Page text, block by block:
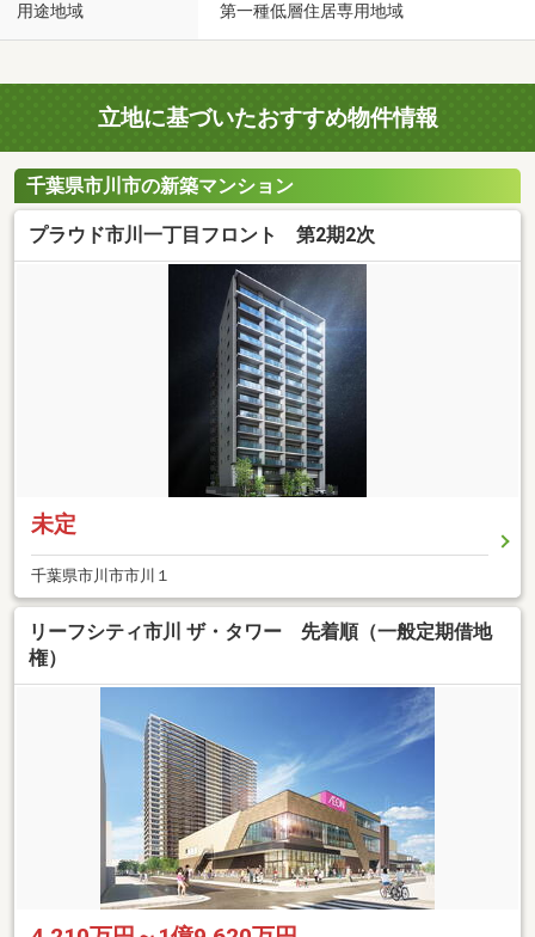
用途地域 第一種低層住居専用地域
立地に基づいたおすすめ物件情報
千葉県市川市の新築マンション
プラウド市川一丁目フロント 第2期2次
未定
千葉県市川市市川１
リーフシティ市川 ザ・タワー 先着順（一般定期借地
権）